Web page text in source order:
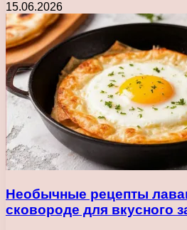
15.06.2026
Необычные рецепты
сковороде для вкусного